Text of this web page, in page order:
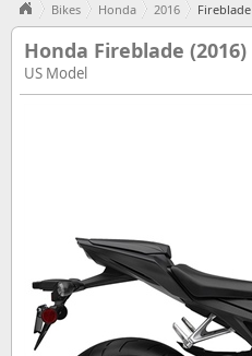
Bikes Honda 2016 Fireblade
Honda Fireblade (2016)
US Model